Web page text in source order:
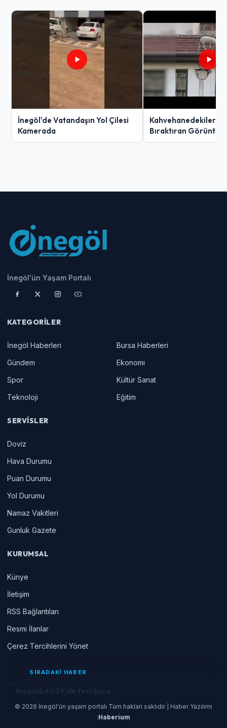
İnegöl'de Vatandaşın Yol Çilesi
Kamerada
Kahvehanedekiler
Bıraktıran Görüntü!
İnegöl'ün Yaşam Portalı
KATEGORILER
İnegöl Haberleri
Bursa Haberleri
Gündem
Ekonomi
Spor
Kültür Sanat
Teknoloji
Eğitim
SERVISLER
Doviz
Hava Durumu
Puan Durumu
Yol Durumu
Namaz Vakitleri
Gunluk Gazete
KURUMSAL
Künye
İletişim
RSS Bağlantıları
Resmi İlanlar
Çerez Tercihlerini Yönet
© 2026 İnegöl'ün yaşam portalı Tüm hakları saklıdır | Haber Yazılımı
:Haberium
SIRADAKİ HABER